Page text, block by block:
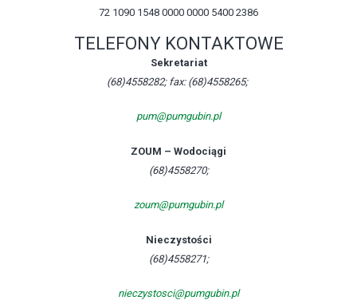
72 1090 1548 0000 0000 5400 2386
TELEFONY KONTAKTOWE
Sekretariat
(68)4558282; fax: (68)4558265;
pum@pumgubin.pl
ZOUM – Wodociągi
(68)4558270;
zoum@pumgubin.pl
Nieczystości
(68)4558271;
nieczystosci@pumgubin.pl